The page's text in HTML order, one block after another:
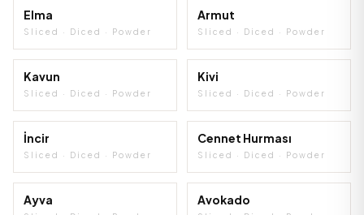
ÇOK SATAN
Elma
Sliced · Diced · Powder
Armut
Sliced · Diced · Powder
Kavun
Sliced · Diced · Powder
Kivi
Sliced · Diced · Powder
İncir
Sliced · Diced · Powder
Cennet Hurması
Sliced · Diced · Powder
Ayva Avokado